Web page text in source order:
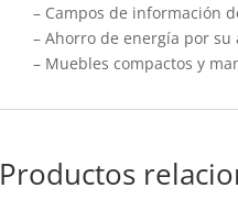
– Campos de información
– Ahorro de energía por
– Muebles compactos y
Productos